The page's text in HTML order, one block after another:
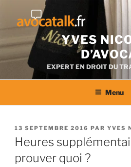
contenu
YVES
EXPERT EN DROIT DU
Menu
PUBLIÉ
LE
13 SEPTEMBRE 2016 PAR YVES
Heures
prouver quoi ?